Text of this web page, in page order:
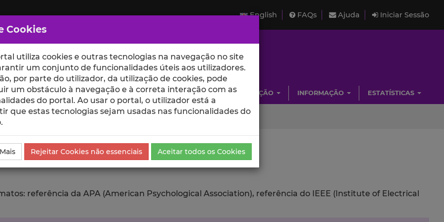
English FAQs Ajuda Iniciar Sessão
ESCOLAS UNIDADES INVESTIGAÇÃO INFORMAÇÃO ESTATÍSTICAS
Exportar
referência da APA (American Psychological Association), referência do IEEE (Institute of Electrical
Cookies
utiliza cookies e outras tecnologias na navegação no site
um conjunto de funcionalidades úteis aos utilizadores.
por parte do utilizador, da utilização de cookies, pode
um obstáculo à navegação e à correta interação com as
do portal. Ao usar o portal, o utilizador está a
que estas tecnologias sejam usadas nas funcionalidades do
Rejeitar Cookies não essenciais Aceitar todos os Cookies